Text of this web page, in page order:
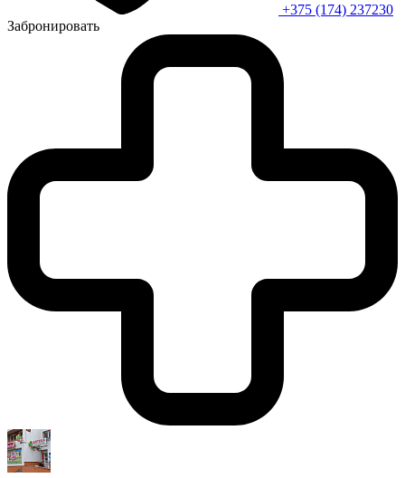
+375 (174) 237230
Забронировать